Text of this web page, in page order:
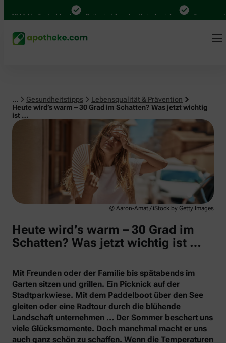
Mal in Deutschland Online bei Ihrer Apotheke bestellen Bequem
... Gesundheitstipps
Lebensqualität & Prävention
Heute wird’s warm – 30 Grad im Schatten? Was jetzt wichtig
ist …
Lebensqualität & Prävention
© Aaron-Amat / iStock by Getty Images
Heute wird’s warm – 30 Grad im
Schatten? Was jetzt wichtig ist …
Mit Freunden oder der Familie bis spätabends im
Garten sitzen und grillen. Ein Picknick auf der
Stadtparkwiese. Mit dem Paddelboot über den See
gleiten oder eine Radtour durch die blühende
Landschaft unternehmen … Der Sommer beschert uns
viele Glücksmomente. Doch manchmal macht er uns
auch ganz schön zu schaffen. Wenn die Temperaturen